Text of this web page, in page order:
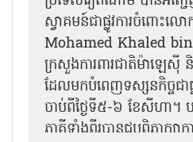
ស្វាគមន៍ជាផ្លូវការ​ចំពោះ
Mohamed Khaled bin
ក្រសួងការពារជាតិម៉ាឡេ
ដែលមកបំពេញទស្សនកិច្ចជា
ចាប់ពីថ្ងៃទី៥-៦ ខែសីហា។
ភាគីទាំងពីរបានជួបពិភាក្សាក